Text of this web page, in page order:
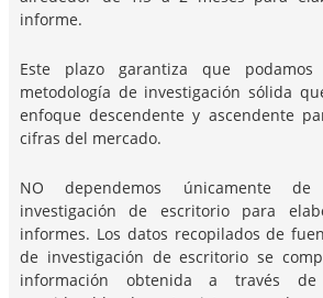
informe.
Este plazo garantiza que
metodología de investigación sólida
enfoque descendente y ascendente
cifras del mercado.
NO dependemos únicamente
investigación de escritorio para
informes. Los datos recopilados de
de investigación de escritorio se
información obtenida a través